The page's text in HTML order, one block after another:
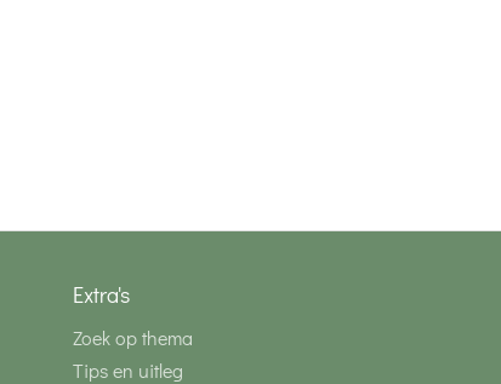
Extra's
Zoek op thema
Tips en uitleg